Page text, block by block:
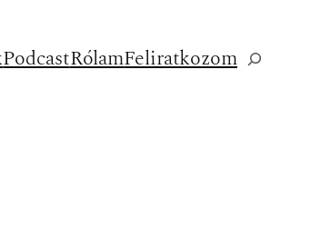
PodcastRólamFeliratkozomKeresés